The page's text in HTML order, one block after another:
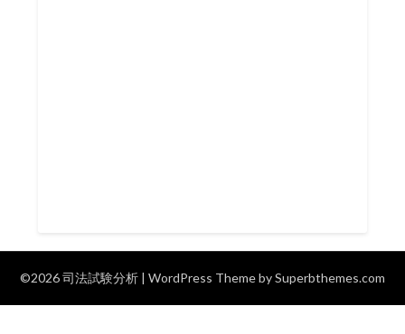
©2026 司法試験分析 | WordPress Theme bySuperbthemes.com